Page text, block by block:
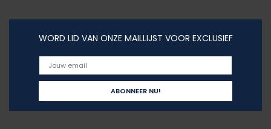
WORD LID VAN ONZE MAILLIJST VOOR EXCLUSIEF